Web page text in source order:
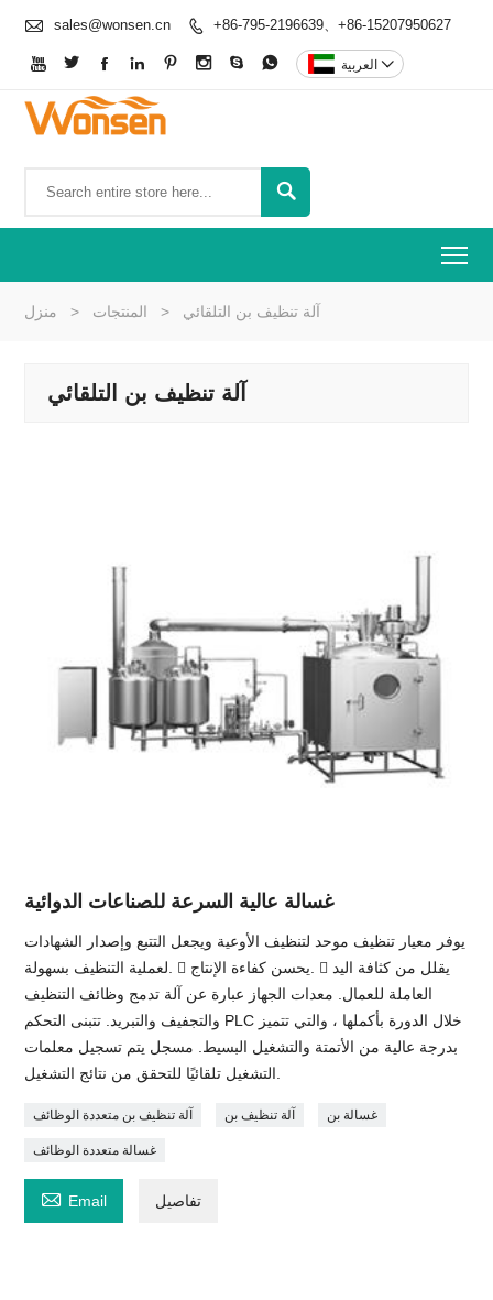
 sales@wonsen.cn  +86-795-2196639、+86-15207950627
        العربية 

منزل > المنتجات > آلة تنظيف بن التلقائي
آلة تنظيف بن التلقائي
غسالة عالية السرعة للصناعات الدوائية
يوفر معيار تنظيف موحد لتنظيف الأوعية ويجعل التتبع وإصدار الشهادات
لعملية التنظيف بسهولة.  يحسن كفاءة الإنتاج.  يقلل من كثافة اليد
العاملة للعمال. معدات الجهاز عبارة عن آلة تدمج وظائف التنظيف
والتجفيف والتبريد. تتبنى التحكم PLC خلال الدورة بأكملها ، والتي تتميز
بدرجة عالية من الأتمتة والتشغيل البسيط. مسجل يتم تسجيل معلمات
آلة تنظيف بن متعددة الوظائف آلة تنظيف بن غسالة بن
غسالة متعددة الوظائف
 Email تفاصيل